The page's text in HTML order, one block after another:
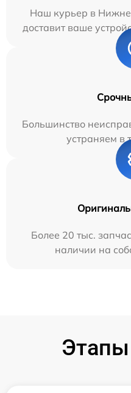
Наш курьер в
доставит ваше
Большинство
устраняем в
Более 20 тыс.
наличии на